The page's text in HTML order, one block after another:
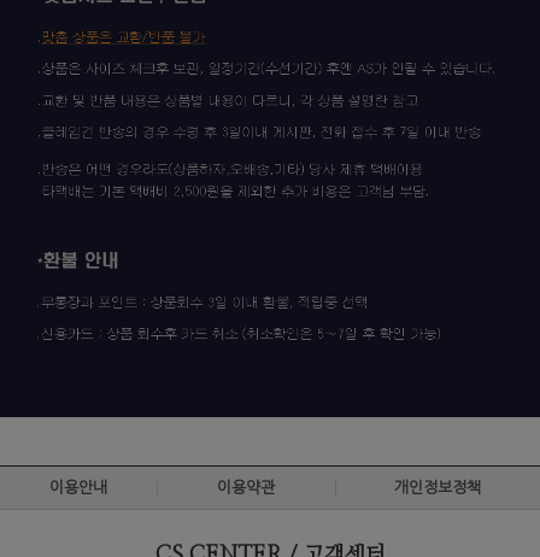
이용안내 이용약관 개인정보정책